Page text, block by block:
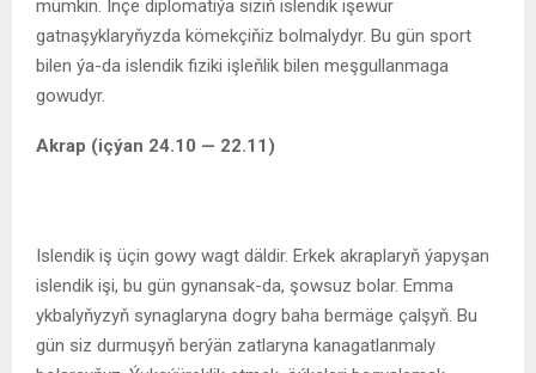
mümkin. Inçe diplomatiýa siziň islendik işewür
gatnaşyklaryňyzda kömekçiňiz bolmalydyr. Bu gün sport
bilen ýa-da islendik fiziki işleňlik bilen meşgullanmaga
gowudyr.
Akrap (içýan 24.10 — 22.11)
Islendik iş üçin gowy wagt däldir. Erkek akraplaryň ýapyşan
islendik işi, bu gün gynansak-da, şowsuz bolar. Emma
ykbalyňyzyň synaglaryna dogry baha bermäge çalşyň. Bu
gün siz durmuşyň berýän zatlaryna kanagatlanmaly